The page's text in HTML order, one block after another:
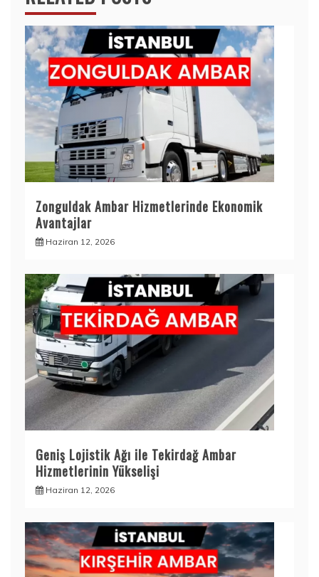
Zonguldak Ambar Hizmetlerinde Ekonomik
Avantajlar
Haziran 12, 2026
Geniş Lojistik Ağı ile Tekirdağ Ambar
Hizmetlerinin Yükselişi
Haziran 12, 2026